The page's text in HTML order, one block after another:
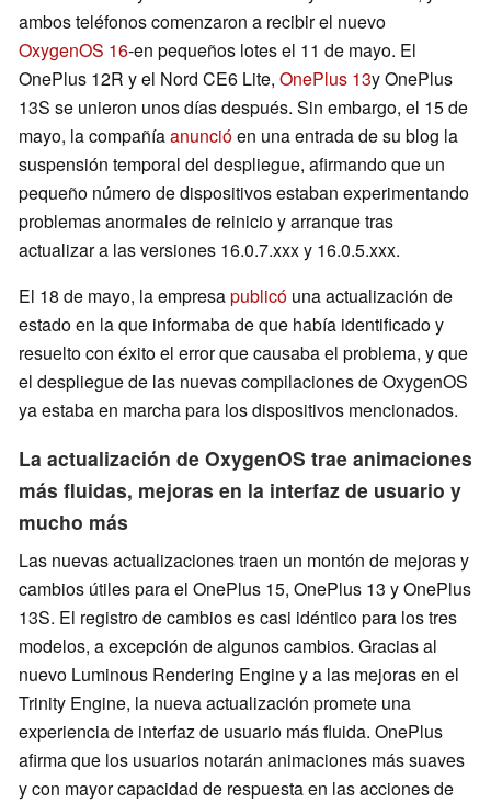
ambos teléfonos comenzaron a recibir el nuevo
OxygenOS 16-en pequeños lotes el 11 de mayo. El
OnePlus 12R y el Nord CE6 Lite, OnePlus 13y OnePlus
13S se unieron unos días después. Sin embargo, el 15 de
mayo, la compañíaanuncióen una entrada de su blog la
suspensión temporal del despliegue, afirmando que un
pequeño número de dispositivos estaban experimentando
problemas anormales de reinicio y arranque tras
actualizar a las versiones 16.0.7.xxx y 16.0.5.xxx.
El 18 de mayo, la empresapublicó una actualización de
estado en la que informaba de que había identificado y
resuelto con éxito el error que causaba el problema, y que
el despliegue de las nuevas compilaciones de OxygenOS
ya estaba en marcha para los dispositivos mencionados.
La actualización de OxygenOS trae animaciones
más fluidas, mejoras en la interfaz de usuario y
mucho más
Las nuevas actualizaciones traen un montón de mejoras y
cambios útiles para el OnePlus 15, OnePlus 13 y OnePlus
13S. El registro de cambios es casi idéntico para los tres
modelos, a excepción de algunos cambios. Gracias al
nuevo Luminous Rendering Engine y a las mejoras en el
Trinity Engine, la nueva actualización promete una
experiencia de interfaz de usuario más fluida. OnePlus
afirma que los usuarios notarán animaciones más suaves
y con mayor capacidad de respuesta en las acciones de